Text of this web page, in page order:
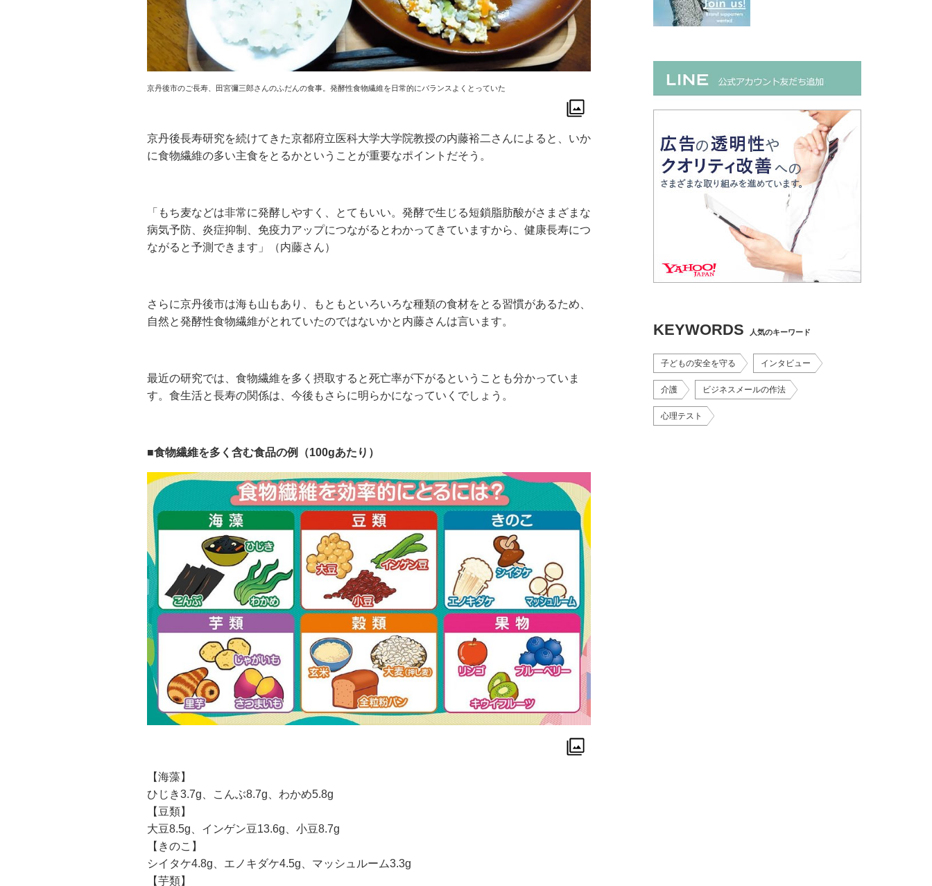
京丹後市のご長寿、田宮彌三郎さんのふだんの食事。発酵性食物繊維を日常的にバランスよくとっていた
京丹後長寿研究を続けてきた京都府立医科大学大学院教授の内藤裕二さんによると、いか
に食物繊維の多い主食をとるかということが重要なポイントだそう。
「もち麦などは非常に発酵しやすく、とてもいい。発酵で生じる短鎖脂肪酸がさまざまな
病気予防、炎症抑制、免疫力アップにつながるとわかってきていますから、健康長寿につ
ながると予測できます」（内藤さん）
さらに京丹後市は海も山もあり、もともといろいろな種類の食材をとる習慣があるため、
自然と発酵性食物繊維がとれていたのではないかと内藤さんは言います。
最近の研究では、食物繊維を多く摂取すると死亡率が下がるということも分かっていま
す。食生活と長寿の関係は、今後もさらに明らかになっていくでしょう。
■食物繊維を多く含む食品の例（100gあたり）
【海藻】
ひじき3.7g、こんぶ8.7g、わかめ5.8g
【豆類】
大豆8.5g、インゲン豆13.6g、小豆8.7g
【きのこ】
シイタケ4.8g、エノキダケ4.5g、マッシュルーム3.3g
【芋類】
KEYWORDS 人気のキーワード
子どもの安全を守る インタビュー
介護 ビジネスメールの作法
心理テスト